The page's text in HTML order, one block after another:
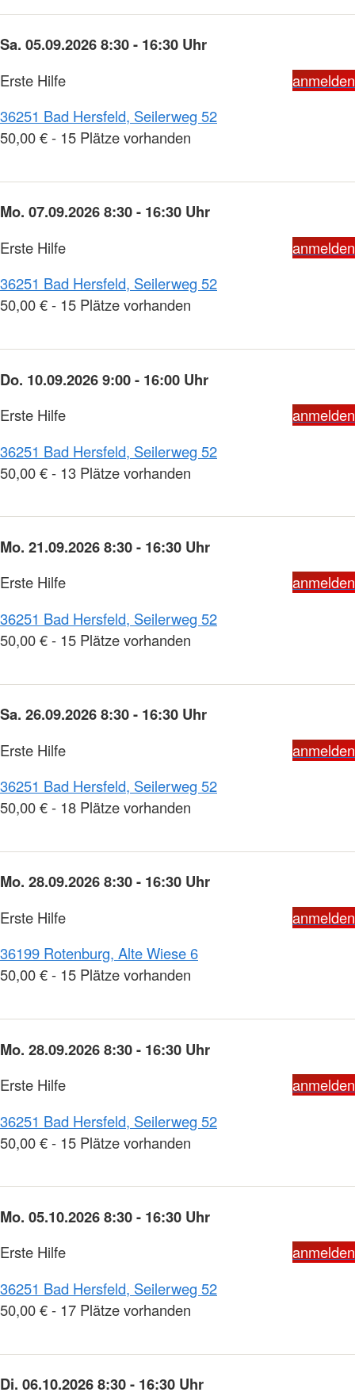
Sa. 05.09.2026 8:30 - 16:30 Uhr
Erste Hilfe
anmelden
36251 Bad Hersfeld, Seilerweg 52
50,00 € - 15 Plätze vorhanden
Mo. 07.09.2026 8:30 - 16:30 Uhr
Erste Hilfe
anmelden
36251 Bad Hersfeld, Seilerweg 52
50,00 € - 15 Plätze vorhanden
Do. 10.09.2026 9:00 - 16:00 Uhr
Erste Hilfe
anmelden
36251 Bad Hersfeld, Seilerweg 52
50,00 € - 13 Plätze vorhanden
Mo. 21.09.2026 8:30 - 16:30 Uhr
Erste Hilfe
anmelden
36251 Bad Hersfeld, Seilerweg 52
50,00 € - 15 Plätze vorhanden
Sa. 26.09.2026 8:30 - 16:30 Uhr
Erste Hilfe
anmelden
36251 Bad Hersfeld, Seilerweg 52
50,00 € - 18 Plätze vorhanden
Mo. 28.09.2026 8:30 - 16:30 Uhr
Erste Hilfe
anmelden
36199 Rotenburg, Alte Wiese 6
50,00 € - 15 Plätze vorhanden
Mo. 28.09.2026 8:30 - 16:30 Uhr
Erste Hilfe
anmelden
36251 Bad Hersfeld, Seilerweg 52
50,00 € - 15 Plätze vorhanden
Mo. 05.10.2026 8:30 - 16:30 Uhr
Erste Hilfe
anmelden
36251 Bad Hersfeld, Seilerweg 52
50,00 € - 17 Plätze vorhanden
Di. 06.10.2026 8:30 - 16:30 Uhr